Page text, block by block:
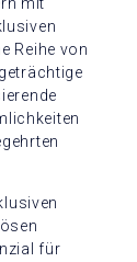
mit
Reihe von
für